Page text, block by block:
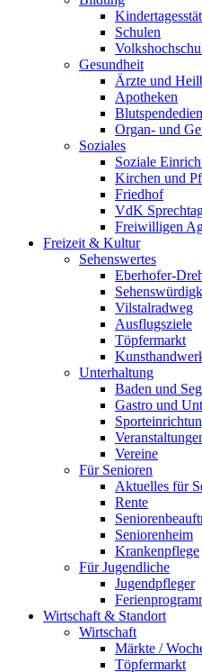
Schulen
Gesundheit
Ärzte und
Apotheken
Organ- und
Soziales
Soziale
Kirchen und
Friedhof
VdK
Freiwilligen
Freizeit & Kultur
Sehenswertes
Eberhofer-
Vilstalradweg
Ausflugsziele
Töpfermarkt
Unterhaltung
Baden und
Gastro und
Vereine
Für Senioren
Aktuelles für
Rente
Seniorenheim
Krankenpflege
Für Jugendliche
Jugendpfleger
Wirtschaft & Standort
Wirtschaft
Märkte /
Töpfermarkt